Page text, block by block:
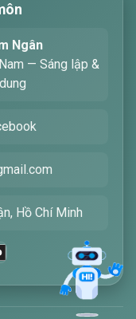
nhập từ
bạn ngay
Ngân
— Sáng lập &
Hồ Chí Minh